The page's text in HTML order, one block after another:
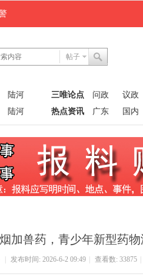
帖子
陆河
陆河
三唯论点 问政 议政
热点资讯
广东 国内
加兽药，青少年新型药
发布时间: 2026-6-2 09:49 查看数: 33875